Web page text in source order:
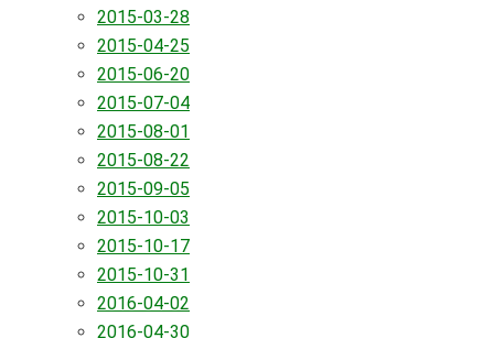
2015-03-28
2015-04-25
2015-06-20
2015-07-04
2015-08-01
2015-08-22
2015-09-05
2015-10-03
2015-10-17
2015-10-31
2016-04-02
2016-04-30